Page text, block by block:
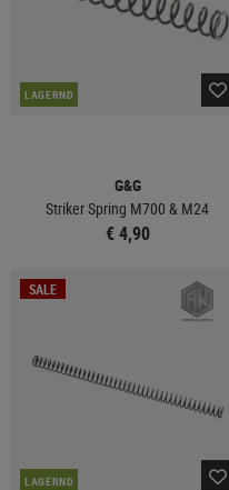
LAGERND
G&G
Striker Spring M700 & M24
€ 4,90
SALE
LAGERND